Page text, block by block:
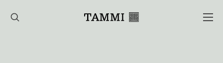
sisältöön